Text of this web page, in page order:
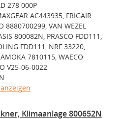
278 000P
AC443935, FRIGAIR
8880700299, VAN WEZEL
800082N, PRASCO FDD111,
FDD111, NRF 33220,
7810115, WAECO
V25-06-0022
Klimaanlage 800652N